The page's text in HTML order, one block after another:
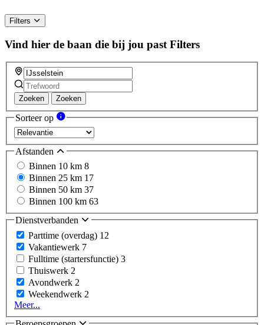
Filters
Vind hier de baan die bij jou past Filters
Zoeken Zoeken
Sorteer op
Afstanden
Binnen 10 km 8
Binnen 25 km 17
Binnen 50 km 37
Binnen 100 km 63
Dienstverbanden
Parttime (overdag) 12
Vakantiewerk 7
Fulltime (startersfunctie) 3
Thuiswerk 2
Avondwerk 2
Weekendwerk 2
Meer...